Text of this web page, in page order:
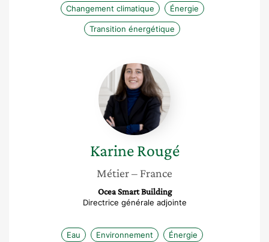
Changement climatique Énergie
Transition énergétique
Karine
Rougé
Karine Rougé
Métier– France
Ocea Smart Building
Directrice générale adjointe
Eau Environnement Énergie